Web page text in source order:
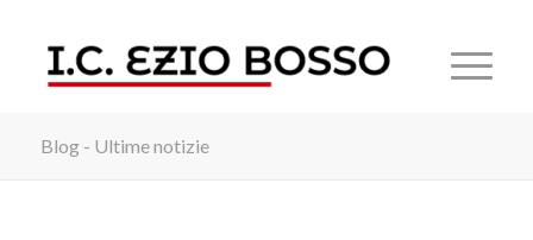
Blog - Ultime notizie